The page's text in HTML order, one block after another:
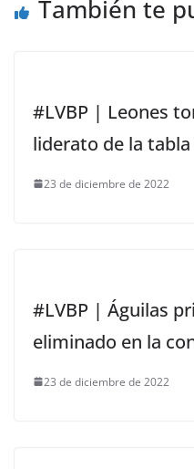
También te
#LVBP | Leones
liderato de la
23 de diciembre de 2022
#LVBP | Águilas
eliminado en la
23 de diciembre de 2022